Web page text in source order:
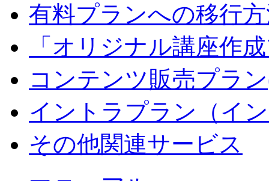
有料プランへの移行
「オリジナル講座作
コンテンツ販売プラ
イントラプラン（イ
その他関連サービス